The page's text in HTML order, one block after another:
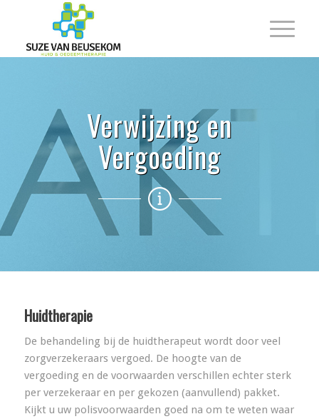
Verwijzing en
Vergoeding
Huidtherapie
De behandeling bij de huidtherapeut wordt door veel
zorgverzekeraars vergoed. De hoogte van de
vergoeding en de voorwaarden verschillen echter sterk
per verzekeraar en per gekozen (aanvullend) pakket.
Kijkt u uw polisvoorwaarden goed na om te weten waar